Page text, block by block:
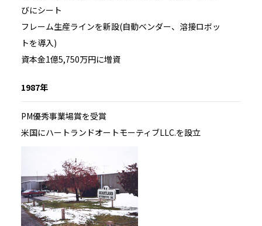
びにシート
フレーム生産ラインを新設(自動ベンダー、溶接ロボッ
トを導入)
資本金1億5,750万円に増資
1987年
PM優秀事業場賞を受賞
米国にハートランドオートモーティブLLC.を設立